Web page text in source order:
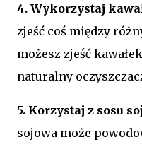
4. Wykorzystaj
zjeść coś między
możesz zjeść
naturalny
5. Korzystaj z sosu
sojowa może